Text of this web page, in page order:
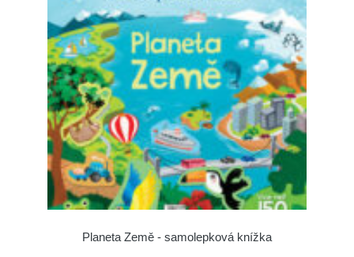
Planeta Země - samolepková knížka